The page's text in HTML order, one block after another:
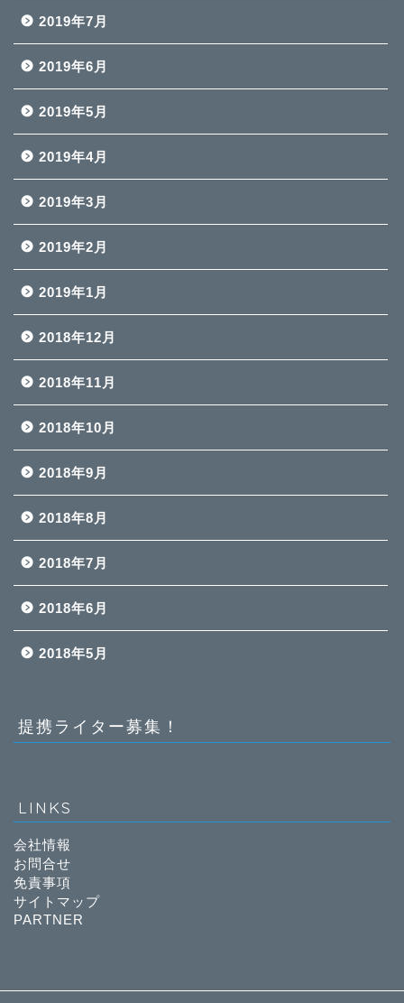
2019年7月
2019年6月
2019年5月
2019年4月
2019年3月
2019年2月
2019年1月
2018年12月
2018年11月
2018年10月
2018年9月
2018年8月
2018年7月
2018年6月
2018年5月
提携ライター募集！
LINKS
会社情報
お問合せ
免責事項
サイトマップ
PARTNER